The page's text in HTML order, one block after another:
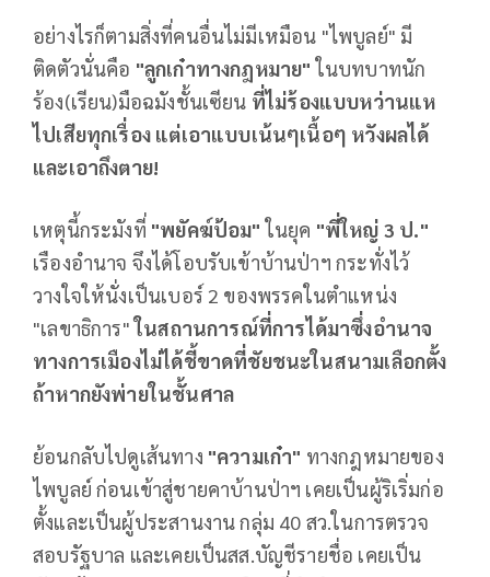
อย่างไรก็ตามสิ่งที่คนอื่นไม่มีเหมือน "ไพบูลย์" มี
ติดตัวนั่นคือ "ลูกเก๋าทางกฎหมาย" ในบทบาทนัก
ร้อง(เรียน)มือฉมังชั้นเซียน ที่ไม่ร้องแบบหว่านแห
ไปเสียทุกเรื่อง แต่เอาแบบเน้นๆเนื้อๆ หวังผลได้
และเอาถึงตาย!
เหตุนี้กระมังที่ "พยัคฆ์ป้อม" ในยุค "พี่ใหญ่ 3 ป."
เรืองอำนาจ จึงได้โอบรับเข้าบ้านป่าฯ กระทั่งไว้
วางใจให้นั่งเป็นเบอร์ 2 ของพรรคในตำแหน่ง
"เลขาธิการ"ในสถานการณ์ที่การได้มาซึ่งอำนาจ
ทางการเมืองไม่ได้ชี้ขาดที่ชัยชนะในสนามเลือกตั้ง
ถ้าหากยังพ่ายในชั้นศาล
ย้อนกลับไปดูเส้นทาง "ความเก๋า" ทางกฎหมายของ
ไพบูลย์ ก่อนเข้าสู่ชายคาบ้านป่าฯ เคยเป็นผู้ริเริ่มก่อ
ตั้งและเป็นผู้ประสานงาน กลุ่ม 40 สว.ในการตรวจ
สอบรัฐบาล และเคยเป็นสส.บัญชีรายชื่อ เคยเป็น